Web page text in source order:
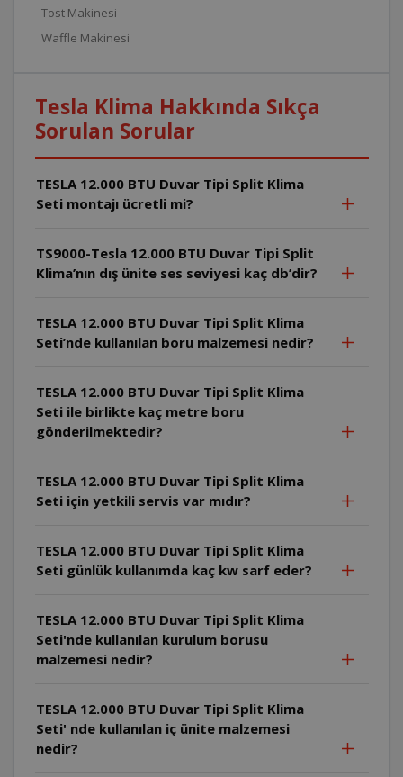
Tost Makinesi
Waffle Makinesi
Tesla Klima Hakkında Sıkça
Sorulan Sorular
TESLA 12.000 BTU Duvar Tipi Split Klima
Seti montajı ücretli mi?
TS9000-Tesla 12.000 BTU Duvar Tipi Split
Klima’nın dış ünite ses seviyesi kaç db’dir?
TESLA 12.000 BTU Duvar Tipi Split Klima
Seti’nde kullanılan boru malzemesi nedir?
TESLA 12.000 BTU Duvar Tipi Split Klima
Seti ile birlikte kaç metre boru
gönderilmektedir?
TESLA 12.000 BTU Duvar Tipi Split Klima
Seti için yetkili servis var mıdır?
TESLA 12.000 BTU Duvar Tipi Split Klima
Seti günlük kullanımda kaç kw sarf eder?
TESLA 12.000 BTU Duvar Tipi Split Klima
Seti'nde kullanılan kurulum borusu
malzemesi nedir?
TESLA 12.000 BTU Duvar Tipi Split Klima
Seti' nde kullanılan iç ünite malzemesi
nedir?